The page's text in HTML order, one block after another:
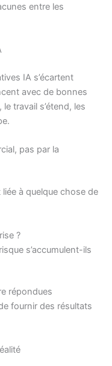
entre les
IA s’écartent
avec de bonnes
travail s’étend, les
pas par la
liée à quelque chose de
?
s’accumulent-ils
répondues
fournir des résultats